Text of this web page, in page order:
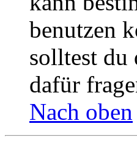
benutzen
solltest du
dafür
Nach oben